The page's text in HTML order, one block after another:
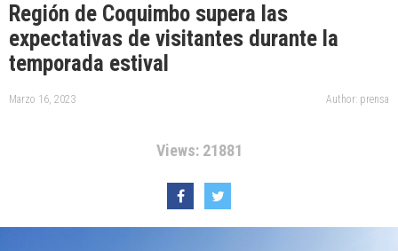
Región de Coquimbo supera las
expectativas de visitantes durante la
temporada estival
Marzo 16, 2023 Author: prensa
Views: 21881